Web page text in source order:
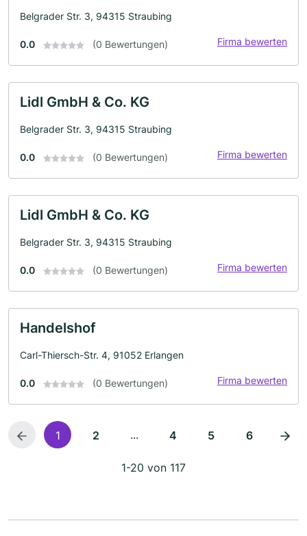
Belgrader Str. 3, 94315 Straubing
0.0 (0 Bewertungen) Firma bewerten
Lidl GmbH & Co. KG
Belgrader Str. 3, 94315 Straubing
0.0 (0 Bewertungen) Firma bewerten
Lidl GmbH & Co. KG
Belgrader Str. 3, 94315 Straubing
0.0 (0 Bewertungen) Firma bewerten
Handelshof
Carl-Thiersch-Str. 4, 91052 Erlangen
0.0 (0 Bewertungen) Firma bewerten
1 2 ... 4 5 6
1-20 von 117